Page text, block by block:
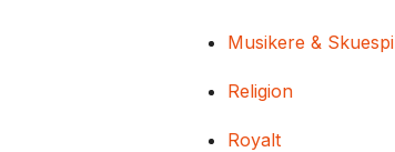
Musikere &
Religion
Royalt